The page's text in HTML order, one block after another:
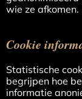
wie ze afkomen.
Cookie
Statistische
begrijpen hoe
informatie